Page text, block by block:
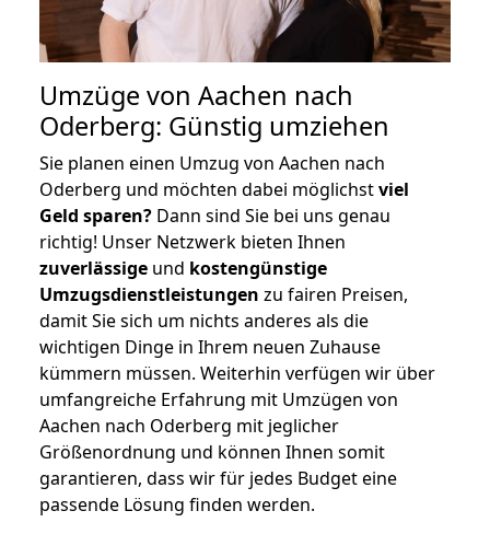
Umzüge von Aachen nach
Oderberg: Günstig umziehen
Sie planen einen Umzug von Aachen nach
Oderberg und möchten dabei möglichstviel
Geld sparen? Dann sind Sie bei uns genau
richtig! Unser Netzwerk bieten Ihnen
zuverlässige und kostengünstige
Umzugsdienstleistungen zu fairen Preisen,
damit Sie sich um nichts anderes als die
wichtigen Dinge in Ihrem neuen Zuhause
kümmern müssen. Weiterhin verfügen wir über
umfangreiche Erfahrung mit Umzügen von
Aachen nach Oderberg mit jeglicher
Größenordnung und können Ihnen somit
garantieren, dass wir für jedes Budget eine
passende Lösung finden werden.